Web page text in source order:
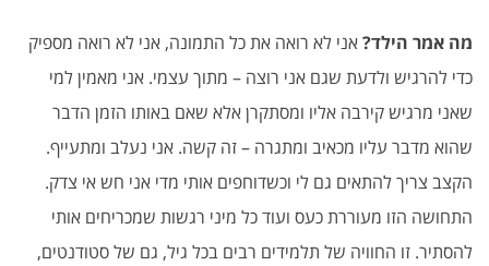
מה אמר הילד?אני לא רואה את כל התמונה, אני לא רואה מספיק
כדי להרגיש ולדעת שגם אני רוצה – מתוך עצמי. אני מאמין למי
שאני מרגיש קירבה אליו ומסתקרן אלא שאם באותו הזמן הדבר
שהוא מדבר עליו מכאיב ומתגרה – זה קשה. אני נעלב ומתעייף.
הקצב צריך להתאים גם לי וכשדוחפים אותי מדי אני חש אי צדק.
התחושה הזו מעוררת כעס ועוד כל מיני רגשות שמכריחים אותי
להסתיר. זו החוויה של תלמידים רבים בכל גיל, גם של סטודנטים,